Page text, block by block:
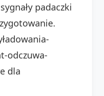
padaczki
odczuwa-
dla